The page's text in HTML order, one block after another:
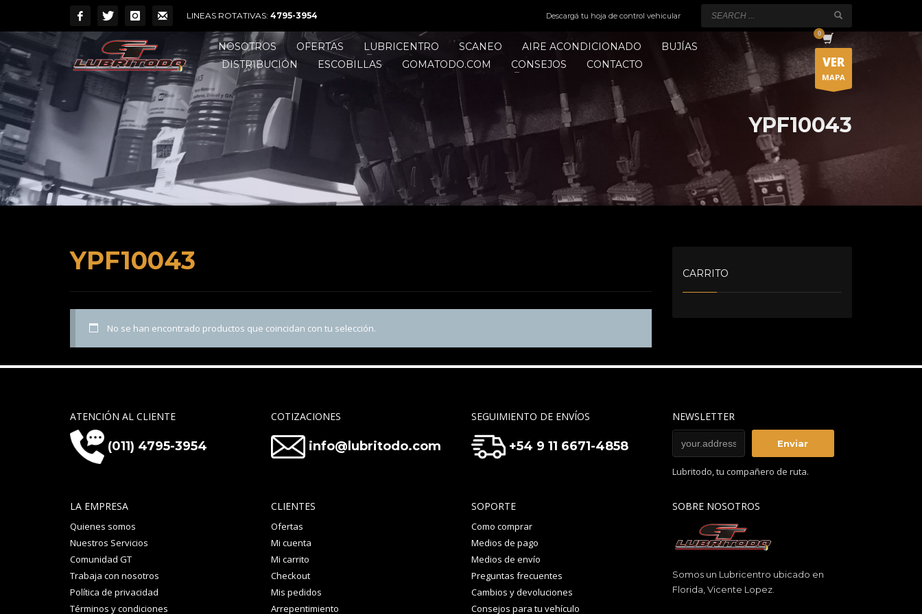
LINEAS ROTATIVAS: 4795-3954 Descargá tu hoja de control vehicular
NOSOTROS OFERTAS LUBRICENTRO SCANEO AIRE ACONDICIONADO
BUJÍAS
DISTRIBUCIÓN
ESCOBILLAS GOMATODO.COM CONSEJOS CONTACTO VER
MAPA
YPF10043
YPF10043
No se han encontrado productos que coincidan con tu selección.
CARRITO
ATENCIÓN AL CLIENTE
(011) 4795-3954
COTIZACIONES
info@lubritodo.com
SEGUIMIENTO DE ENVÍOS
+54 9 11 6671-4858
NEWSLETTER
Lubritodo, tu compañero de ruta.
LA EMPRESA
Quienes somos
Nuestros Servicios
Comunidad GT
Trabaja con nosotros
Política de privacidad
Términos y condiciones
CLIENTES
Ofertas
Mi cuenta
Mi carrito
Checkout
Mis pedidos
Arrepentimiento
SOPORTE
Como comprar
Medios de pago
Medios de envío
Preguntas frecuentes
Cambios y devoluciones
Consejos para tu vehículo
SOBRE NOSOTROS
Somos un Lubricentro ubicado en
Florida, Vicente Lopez.